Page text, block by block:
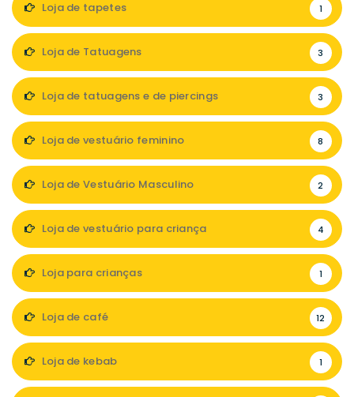
Loja de tapetes 1
Loja de Tatuagens 3
Loja de tatuagens e de piercings 3
Loja de vestuário feminino 8
Loja de Vestuário Masculino 2
Loja de vestuário para criança 4
Loja para crianças 1
Loja de café 12
Loja de kebab 1